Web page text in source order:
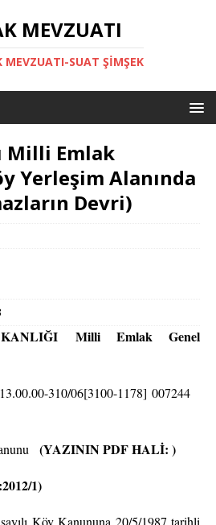
MEVZUATI
MEVZUATI-SUAT ŞİMŞEK
Milli Emlak
Yerleşim Alanında
Devri)
Milli Emlak Genel
310/06[3100-1178] 007244
(YAZININ PDF HALİ: )
1)
Köy Kanununa 20/5/1987 tarihli